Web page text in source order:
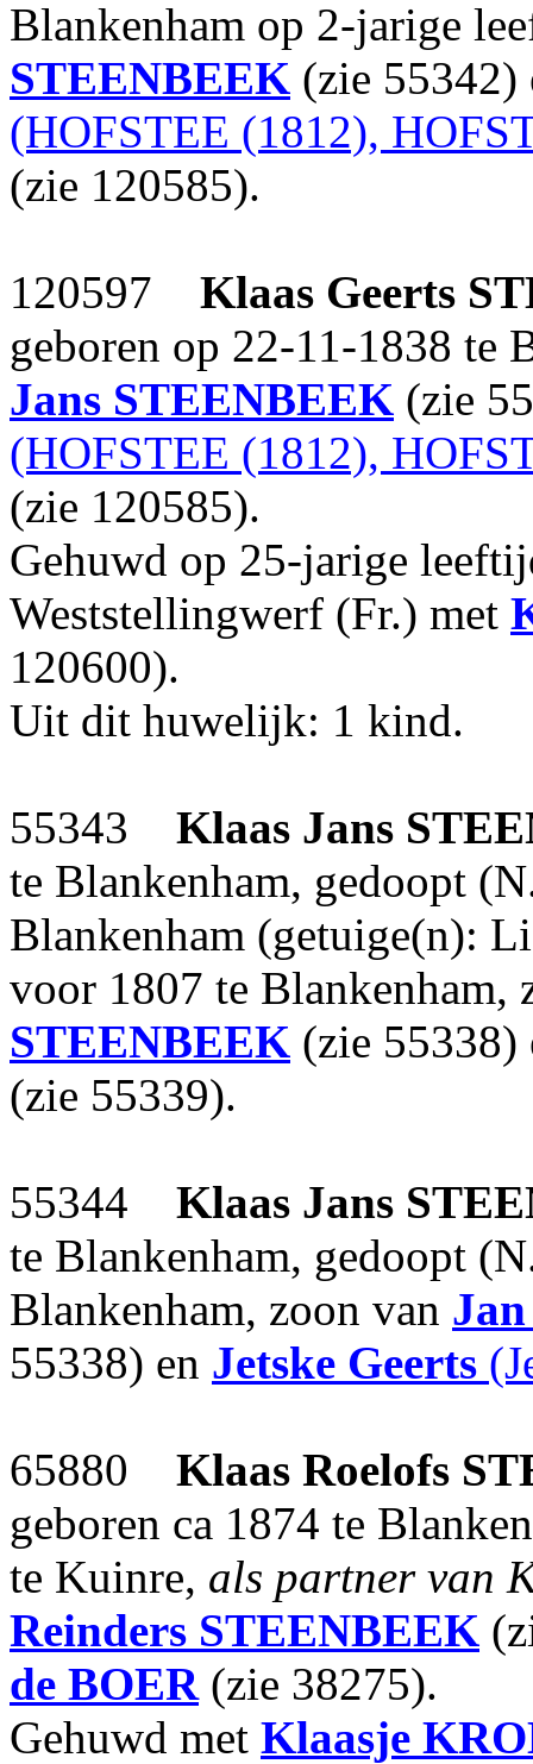
Blankenham op 2-jarige
STEENBEEK (zie
(HOFSTEE (1812),
(zie 120585).
120597 Klaas Geerts
geboren op 22-11-1838 te
Jans STEENBEEK (zie
(HOFSTEE (1812),
(zie 120585).
Gehuwd op 25-jarige
Weststellingwerf (Fr.) met
120600).
Uit dit huwelijk: 1 kind.
55343 Klaas Jans
te Blankenham, gedoopt
Blankenham (getuige(n):
voor 1807 te Blankenham,
STEENBEEK (zie
(zie 55339).
55344 Klaas Jans
te Blankenham, gedoopt
Blankenham, zoon van
55338) en Jetske Geerts
65880 Klaas Roelofs
geboren ca 1874 te
te Kuinre, als partner van
Reinders STEENBEEK
de BOER(zie 38275).
Gehuwd met Klaasje